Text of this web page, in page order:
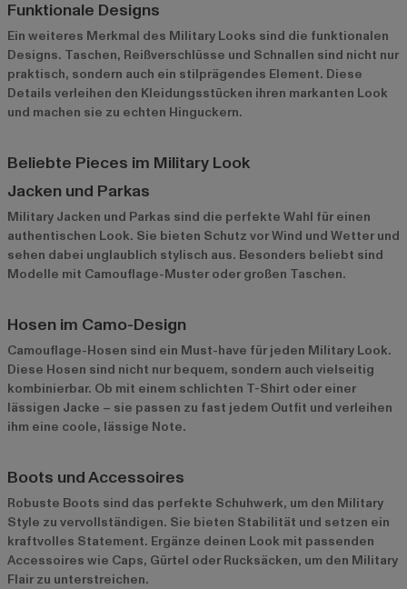
Funktionale Designs
Ein weiteres Merkmal des Military Looks sind die funktionalen
Designs. Taschen, Reißverschlüsse und Schnallen sind nicht nur
praktisch, sondern auch ein stilprägendes Element. Diese
Details verleihen den Kleidungsstücken ihren markanten Look
und machen sie zu echten Hinguckern.
Beliebte Pieces im Military Look
Jacken und Parkas
Military Jacken und Parkas sind die perfekte Wahl für einen
authentischen Look. Sie bieten Schutz vor Wind und Wetter und
sehen dabei unglaublich stylisch aus. Besonders beliebt sind
Modelle mit Camouflage-Muster oder großen Taschen.
Hosen im Camo-Design
Camouflage-Hosen sind ein Must-have für jeden Military Look.
Diese Hosen sind nicht nur bequem, sondern auch vielseitig
kombinierbar. Ob mit einem schlichten T-Shirt oder einer
lässigen Jacke – sie passen zu fast jedem Outfit und verleihen
ihm eine coole, lässige Note.
Boots und Accessoires
Robuste Boots sind das perfekte Schuhwerk, um den Military
Style zu vervollständigen. Sie bieten Stabilität und setzen ein
kraftvolles Statement. Ergänze deinen Look mit passenden
Accessoires wie Caps, Gürtel oder Rucksäcken, um den Military
Flair zu unterstreichen.